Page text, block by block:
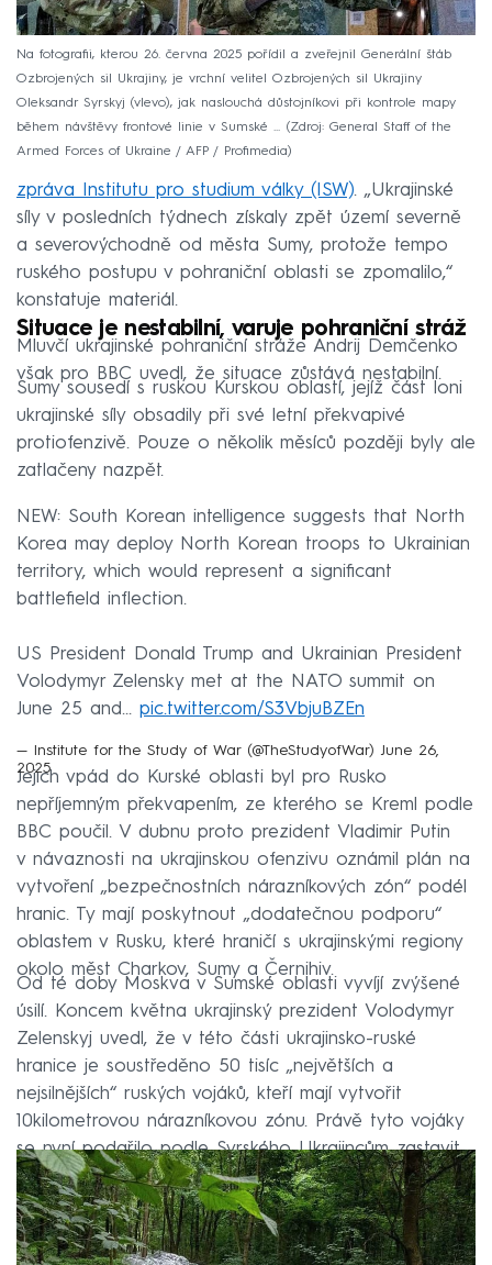
Na fotografii, kterou 26. června 2025 pořídil a zveřejnil Generální štáb
Ozbrojených sil Ukrajiny, je vrchní velitel Ozbrojených sil Ukrajiny
Oleksandr Syrskyj (vlevo), jak naslouchá důstojníkovi při kontrole mapy
během návštěvy frontové linie v Sumské ...
Zdroj: General Staff of the
Armed Forces of Ukraine / AFP / Profimedia
Postup ukrajinské armády potvrzuje také
zpráva Institutu pro studium války (ISW). „Ukrajinské
síly v posledních týdnech získaly zpět území severně
a severovýchodně od města Sumy, protože tempo
ruského postupu v pohraniční oblasti se zpomalilo,“
konstatuje materiál.
Situace je nestabilní, varuje pohraniční stráž
Mluvčí ukrajinské pohraniční stráže Andrij Demčenko
však pro BBC uvedl, že situace zůstává nestabilní.
Sumy sousedí s ruskou Kurskou oblastí, jejíž část loni
ukrajinské síly obsadily při své letní překvapivé
protiofenzivě. Pouze o několik měsíců později byly ale
zatlačeny nazpět.
NEW: South Korean intelligence suggests that North
Korea may deploy North Korean troops to Ukrainian
territory, which would represent a significant
battlefield inflection.
US President Donald Trump and Ukrainian President
Volodymyr Zelensky met at the NATO summit on
June 25 and… pic.twitter.com/S3VbjuBZEn
— Institute for the Study of War (@TheStudyofWar) June 26,
2025
Jejich vpád do Kurské oblasti byl pro Rusko
nepříjemným překvapením, ze kterého se Kreml podle
BBC poučil. V dubnu proto prezident Vladimir Putin
v návaznosti na ukrajinskou ofenzivu oznámil plán na
vytvoření „bezpečnostních nárazníkových zón“ podél
hranic. Ty mají poskytnout „dodatečnou podporu“
oblastem v Rusku, které hraničí s ukrajinskými regiony
okolo měst Charkov, Sumy a Černihiv.
Od té doby Moskva v Sumské oblasti vyvíjí zvýšené
úsilí. Koncem května ukrajinský prezident Volodymyr
Zelenskyj uvedl, že v této části ukrajinsko-ruské
hranice je soustředěno 50 tisíc „největších a
nejsilnějších“ ruských vojáků, kteří mají vytvořit
10kilometrovou nárazníkovou zónu. Právě tyto vojáky
se nyní podařilo podle Syrského Ukrajincům zastavit.